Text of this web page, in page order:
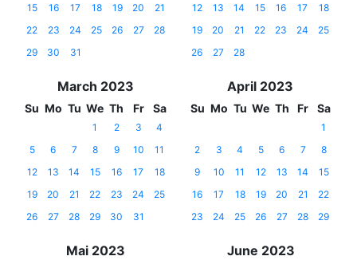
15
16 17 18 19 20
21
22
23 24 25 26 27
28
29
30 31
12
13 14 15 16 17
18
19
20 21 22 23 24
25
26
27 28
March 2023
Su Mo Tu We Th Fr Sa
1 2 3
4
5
6 7 8 9 10
11
12
13 14 15 16 17
18
19
20 21 22 23 24
25
26
27 28 29 30 31
April 2023
Su Mo Tu We Th Fr Sa
1
2
3 4 5 6 7
8
9
10 11 12 13 14
15
16
17 18 19 20 21
22
23
24 25 26 27 28 29
Mai 2023 June 2023